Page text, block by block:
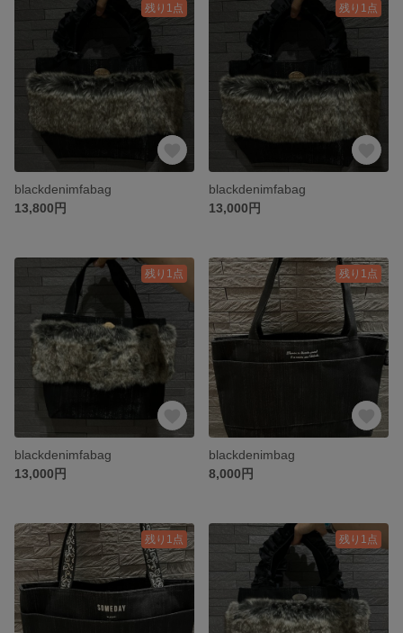
残り1点
blackdenimfabag
13,800円
残り1点
blackdenimfabag
13,000円
残り1点
blackdenimfabag
13,000円
残り1点
blackdenimbag
8,000円
残り1点 残り1点